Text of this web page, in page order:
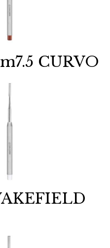
CURVO